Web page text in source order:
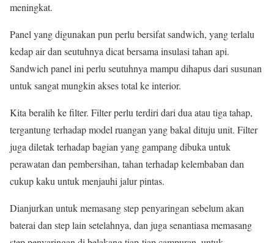
meningkat.
Panel yang digunakan pun perlu bersifat sandwich, yang terlalu
kedap air dan seutuhnya dicat bersama insulasi tahan api.
Sandwich panel ini perlu seutuhnya mampu dihapus dari susunan
untuk sangat mungkin akses total ke interior.
Kita beralih ke filter. Filter perlu terdiri dari dua atau tiga tahap,
tergantung terhadap model ruangan yang bakal dituju unit. Filter
juga diletak terhadap bagian yang gampang dibuka untuk
perawatan dan pembersihan, tahan terhadap kelembaban dan
cukup kaku untuk menjauhi jalur pintas.
Dianjurkan untuk memasang step penyaringan sebelum akan
baterai dan step lain setelahnya, dan juga senantiasa memasang